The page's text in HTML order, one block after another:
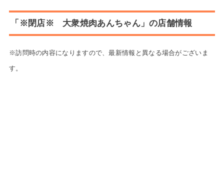
「※閉店※ 大衆焼肉あんちゃん」の店舗情報
※訪問時の内容になりますので、最新情報と異なる場合がございま
す。